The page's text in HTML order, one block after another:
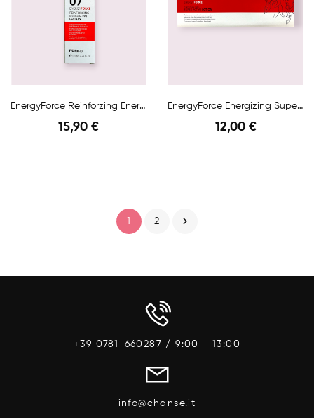
EnergyForce Reinforzing Energizing Lotion 125ml
15,90 €
EnergyForce Energizing Super Active Lotion 12x10ml
12,00 €
1 2 
+39 0781-660287 / 9:00 - 13:00
info@chanse.it